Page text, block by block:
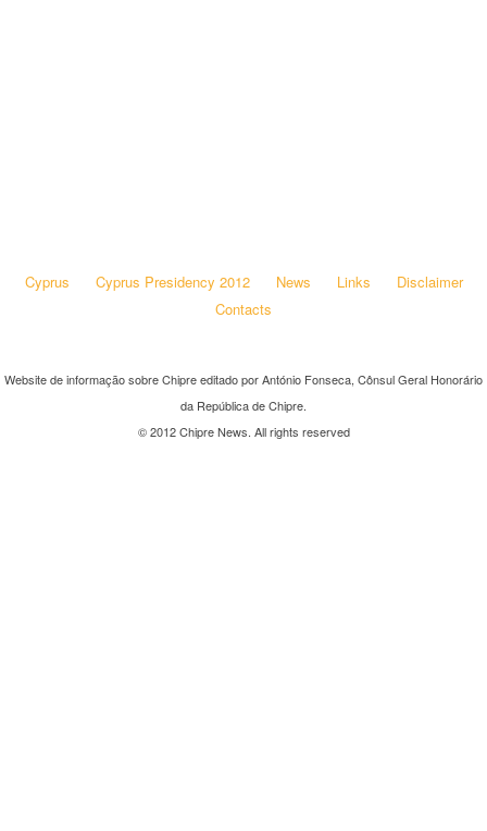
Cyprus Cyprus Presidency 2012 News Links
Disclaimer
Contacts
Website de informação sobre Chipre editado por António Fonseca, Cônsul Geral Honorário
da República de Chipre.
© 2012 Chipre News. All rights reserved